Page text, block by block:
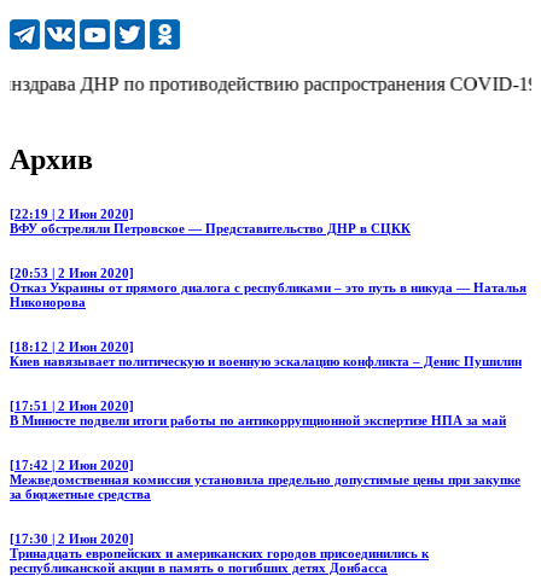
ДНР по противодействию распространения COVID-19:
Архив
[22:19 | 2 Июн 2020]
ВФУ обстреляли Петровское — Представительство ДНР в СЦКК
[20:53 | 2 Июн 2020]
Отказ Украины от прямого диалога с республиками – это путь в никуда — Наталья
Никонорова
[18:12 | 2 Июн 2020]
Киев навязывает политическую и военную эскалацию конфликта – Денис Пушилин
[17:51 | 2 Июн 2020]
В Минюсте подвели итоги работы по антикоррупционной экспертизе НПА за май
[17:42 | 2 Июн 2020]
Межведомственная комиссия установила предельно допустимые цены при закупке
за бюджетные средства
[17:30 | 2 Июн 2020]
Тринадцать европейских и американских городов присоединились к
республиканской акции в память о погибших детях Донбасса